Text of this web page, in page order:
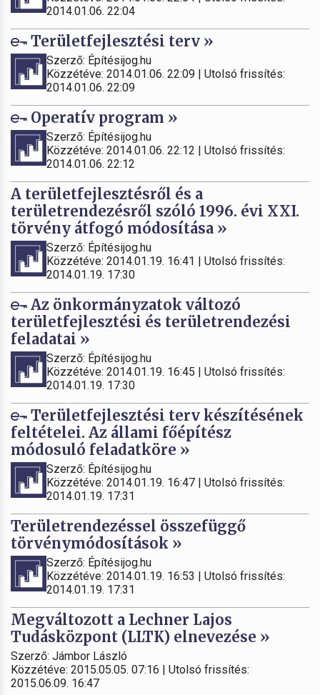
2014.01.06. 22:04
Területfejlesztési terv »
Szerző: Építésijog.hu
Közzétéve: 2014.01.06. 22:09 | Utolsó frissítés:
2014.01.06. 22:09
Operatív program »
Szerző: Építésijog.hu
Közzétéve: 2014.01.06. 22:12 | Utolsó frissítés:
2014.01.06. 22:12
A területfejlesztésről és a
területrendezésről szóló 1996. évi XXI.
törvény átfogó módosítása »
Szerző: Építésijog.hu
Közzétéve: 2014.01.19. 16:41 | Utolsó frissítés:
2014.01.19. 17:30
Az önkormányzatok változó
területfejlesztési és területrendezési
feladatai »
Szerző: Építésijog.hu
Közzétéve: 2014.01.19. 16:45 | Utolsó frissítés:
2014.01.19. 17:30
Területfejlesztési terv készítésének
feltételei. Az állami főépítész
módosuló feladatköre »
Szerző: Építésijog.hu
Közzétéve: 2014.01.19. 16:47 | Utolsó frissítés:
2014.01.19. 17:31
Területrendezéssel összefüggő
törvénymódosítások »
Szerző: Építésijog.hu
Közzétéve: 2014.01.19. 16:53 | Utolsó frissítés:
2014.01.19. 17:31
Megváltozott a Lechner Lajos
Tudásközpont (LLTK) elnevezése »
Szerző: Jámbor László
Közzétéve: 2015.05.05. 07:16 | Utolsó frissítés:
2015.06.09. 16:47